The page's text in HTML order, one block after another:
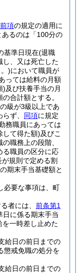
前項の規定の適用に
るのは「100分の
基準日現在(退職
し、又は死亡した
)において職員が
っては給料の月額
)及び扶養手当の月
合計額とする。
級が3級以上であ
ず、 同項に規定
務職員にあっては
して得た額)及びこ
職務上の段階、
る職員の区分に応
規則で定める割
の期末手当基礎額と
必要な事項は、町
者には、 前条第1
日に係る期末手当
一時差し止めた
給日の前日までの
懲戒免職の処分を
給日の前日までの